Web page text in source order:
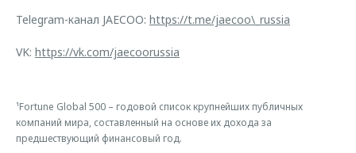
Telegram-канал JAECOO: https://t.me/jaecoo\_russia
VK: https://vk.com/jaecoorussia
¹Fortune Global 500 – годовой список крупнейших публичных
компаний мира, составленный на основе их дохода за
предшествующий финансовый год.